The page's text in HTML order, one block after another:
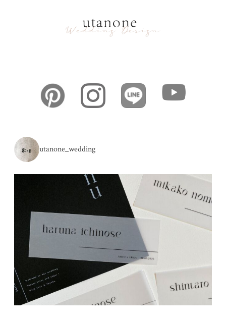
utanone_wedding